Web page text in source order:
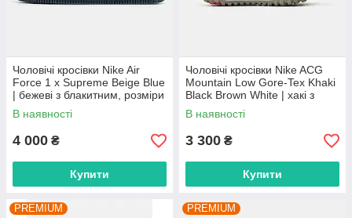
Чоловічі кросівки Nike Air
Force 1 x Supreme Beige Blue
| бежеві з блакитним, розміри
41–45
В наявності
4 000 ₴
Купити
Чоловічі кросівки Nike ACG
Mountain Low Gore-Tex Khaki
Black Brown White | хакі з
чорним та коричневим,
розміри 41–45
В наявності
3 300 ₴
Купити
PREMIUM PREMIUM